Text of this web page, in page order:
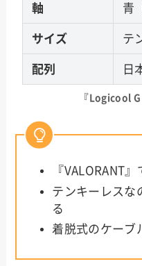
軸 青
サイズ テ
配列 日
『Logicool G
『VALORANT
テンキーレスな
る
着脱式のケーブ